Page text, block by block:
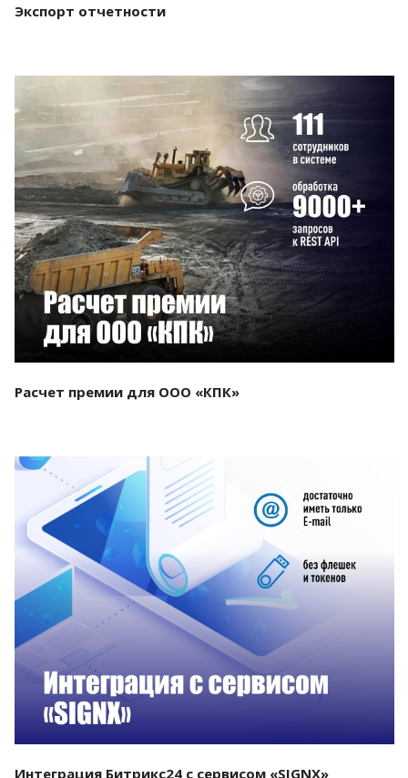
Экспорт отчетности
Смотреть проект
Расчет премии для ООО «КПК»
Смотреть проект
Интеграция Битрикс24 с сервисом «SIGNX»